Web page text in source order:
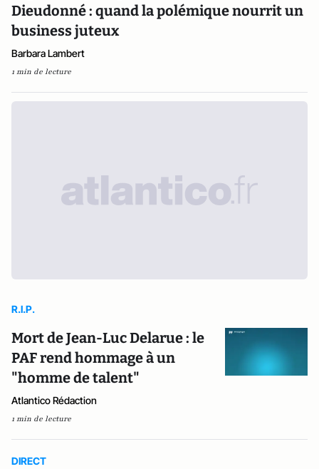
Dieudonné : quand la polémique nourrit un
business juteux
Barbara Lambert
1 min de lecture
R.I.P.
Mort de Jean-Luc Delarue : le
PAF rend hommage à un
"homme de talent"
Atlantico Rédaction
1 min de lecture
DIRECT